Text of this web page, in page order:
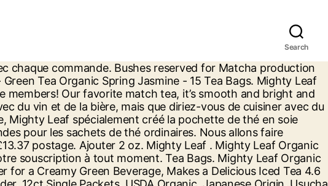
Search
tea drinks . Désolé, il y a quelques problèmes ci-dessous! Commencez avec 1 cuillère à café (1,5 g) de poudre de matcha dans votre bol ou tasse de matcha sec. Retours facilesRemboursement garanti! C $48.89. Only 5 left in stock. Mighty Leaf organic matcha tin. Arrives before Christmas. Now until 12/17, you’re saving 35% on Mighty Leaf teas at Whole Foods Markets. Commandez Matcha Whisk by Mighty Leaf. Matcha. 4.3 out of 5 stars 110. Économisez 10 % supplémentaires avec LV +, Connectez-vous avec notre équipe de consultants en bien-être. Historiquement c’était le premier pays à produire de matcha mais à l’heure actuelle ce pays n’est plus du tout signe de qualité, il a été détrôné par le Japon. Stock your pantry or explore care packge ideas from a huge online selection at eBay.com. £14.98 . The one complaint about the product is the inconvenient packaging. He had traveled to China at least twice, where he got these seeds. Le yerba mate peut être considéré comme une fontaine d'éléments nutritifs, car cette boisson traditionnelle sud-américaine contient pratiquement toutes les vitamines nécessaires à une vie saine. Mighty Leaf Monte Carlo, était le distributeur officiel de Mighty Leaf tea depuis 2009 sur le territoire Français.. Les commentaires les plus utiles contiennent des exemples spécifiques sur la manière dont vous utilisez le produit, sur les points positifs et les points négatifs. Mighty Leaf has the best leaf teas available in various tastes. $2.65 shipping. Thé vert en vrac biologique Matcha - 42 Grammes. Benefits of Fennel Tea & Essential Oil Not Worth Cancer Risk. $6.90 shipping. Log food: Mighty Leaf Yunnan Fancy Tea Prepared w/ water. Mighty leaf était une véritable retraite de santé. Dans les anciennes traditions du monde entier, un pot fraîchement préparé contenant des feuilles de thé entières est considéré comme le personnage le plus riche. Livraison gratuite pour +49$. “Mighty Leaf is thrilled to be flying together with Virgin America as like-minded brands, living and breathing quality and innovation,” said Mighty Leaf CEO Gary Shinner. Faites attention avec les suppléments pour l'immunité, la digestion et la relaxation, Partagez l'amour avec des produits de soins personnels pour la maison, le corps et les cadeaux, Soyez prêt avec des collations et des produits de boulangerie sains pour les fêtes, Santé et conditionnement physique de la famille, Par Joseph Arnold, consultant en bien-être. Mighty Matcha is made from 100% purely ground green tea leaves. Clicking this button will open the product options section. Since our founders first opened their original San Francisco tea house in 1996, it has been our goal to share the whole leaf tea experience with tea enthusiasts around the world. Average rating: 0 out of 5 stars, based on 0 reviews. The seeds used to make it were first brought to the country – to the city of Kyoto – in 1191 A.D. by a Japanese Buddhist monk, Myōan Eisai (1). £11.95. £5.55 delivery. Omega - 3 Omega - 3 est l’un des moyens les plus sains d’accélérer le métabolisme en équilibrant le taux de sucre dans le sang et réduit l'inflammation, aidant à réguler le métabolisme. Vanilla Bean- 15 tea bags. Entrez votre e-mail pour recevoir des offres exclusives et des nouvelles Happy Wellness. Tea Produced in Japan, Uji, Kyoto. La finesse de ces mélanges et la noblesse de ces cultures faisaient voyager les clients jusqu’au bout du monde. 4.3 out of 5 stars 128. Garantie du meilleur prix ? Mighty Leaf sachets à feuilles entières artisanauxMighty Leaf de » sachets sont fabriqués à la main soyeuses emballés avec leurs mélanges artisanaux de feuilles de thé entières, des fruits, des herbes et des saveurs trop grand pour les sachets de thé ordinaires. Si cela répond à vos attentes. Quel est le meilleur mome